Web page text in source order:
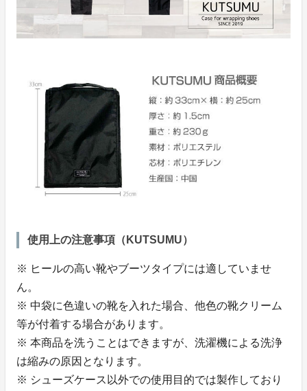
使用上の注意事項（KUTSUMU）
※ ヒールの高い靴やブーツタイプには適していませ
ん。
※ 中袋に色違いの靴を入れた場合、他色の靴クリーム
等が付着する場合があります。
※ 本商品を洗うことはできますが、洗濯機による洗浄
は縮みの原因となります。
※ シューズケース以外での使用目的では製作しており